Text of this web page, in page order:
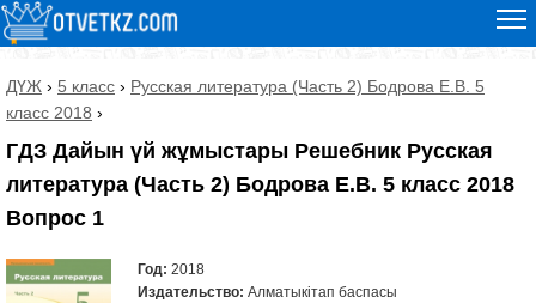
ДҮЖ › 5 класс › Русская литература (Часть 2) Бодрова Е.В. 5
класс 2018 ›
ГДЗ Дайын үй жұмыстары Решебник Русская
литература (Часть 2) Бодрова Е.В. 5 класс 2018
Вопрос 1
Год: 2018
Издательство: Алматыкітап баспасы